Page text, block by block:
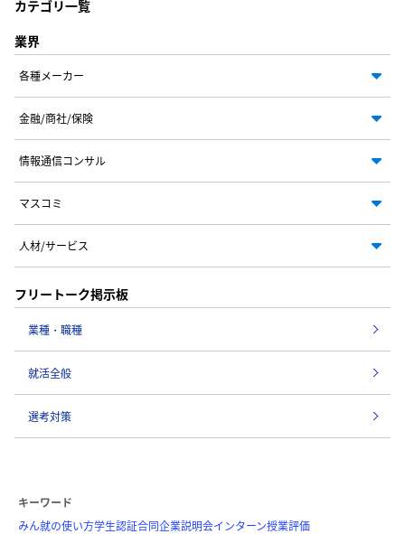
カテゴリ一覧
業界
各種メーカー
金融/商社/保険
情報通信コンサル
マスコミ
人材/サービス
フリートーク掲示板
業種・職種
就活全般
選考対策
キーワード
みん就の使い方学生認証合同企業説明会インターン授業評価